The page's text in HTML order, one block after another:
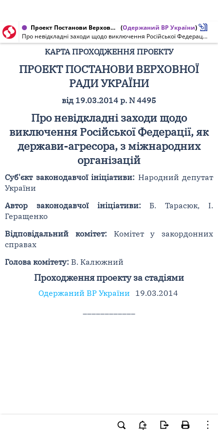
Проект Постанови Верховної Ради України від 19.03.2014 № 4495 (Одержаний ВР України)
Про невідкладні заходи щодо виключення Російської Федерації, як держави-агресора, з міжнародних організацій